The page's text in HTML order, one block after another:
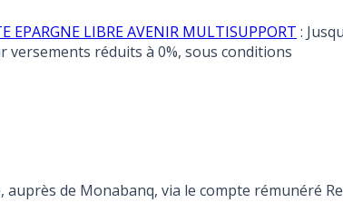
LIBRE AVENIR MULTISUPPORT :
réduits à 0%, sous conditions
de Monabanq, via le compte rémunéré